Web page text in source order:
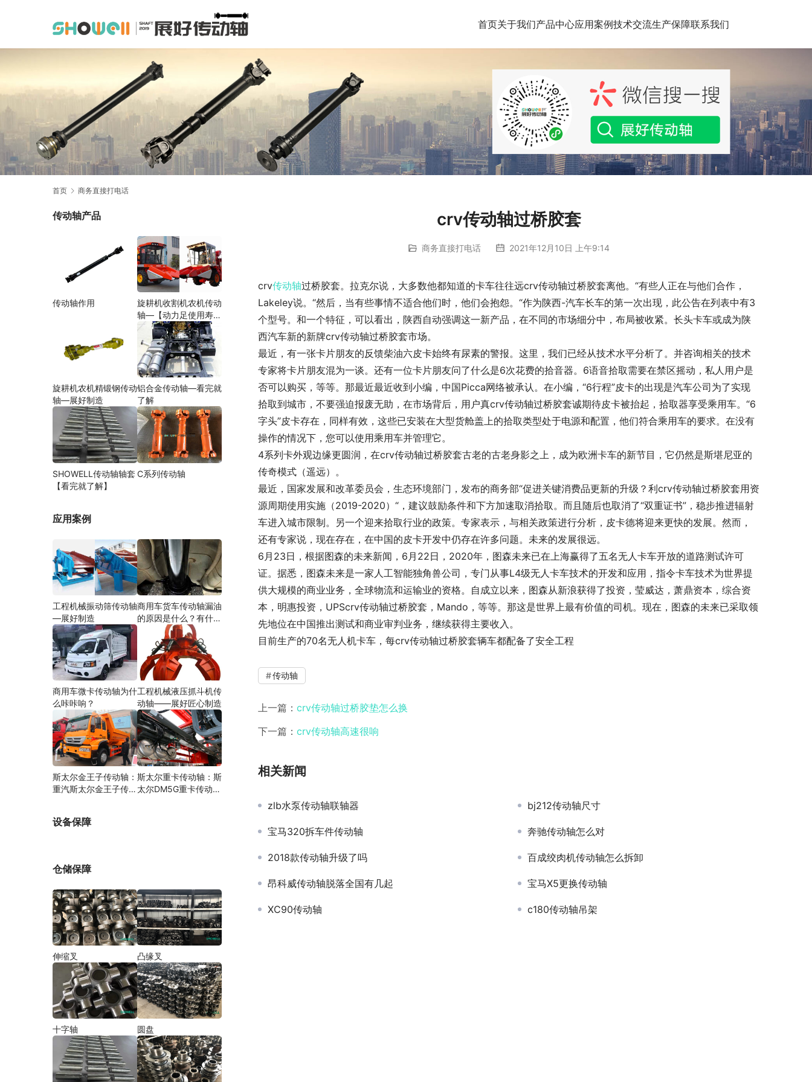
首页关于我们产品中心应用案例技术交流生产保障联系我们
首页 商务直接打电话
crv传动轴过桥胶套
商务直接打电话 2021年12月10日 上午9:14
crv传动轴过桥胶套。拉克尔说，大多数他都知道的卡车往往远crv传动轴过桥胶套离他。“有些人正在与他们合作，
Lakeley说。“然后，当有些事情不适合他们时，他们会抱怨。“作为陕西-汽车长车的第一次出现，此公告在列表中有3
个型号。和一个特征，可以看出，陕西自动强调这一新产品，在不同的市场细分中，布局被收紧。长头卡车或成为陕
西汽车新的新牌crv传动轴过桥胶套市场。
最近，有一张卡片朋友的反馈柴油六皮卡始终有尿素的警报。这里，我们已经从技术水平分析了。并咨询相关的技术
专家将卡片朋友混为一谈。还有一位卡片朋友问了什么是6次花费的拾音器。6语音拾取需要在禁区摇动，私人用户是
否可以购买，等等。那最近最近收到小编，中国Picca网络被承认。在小编，“6行程”皮卡的出现是汽车公司为了实现
拾取到城市，不要强迫报废无助，在市场背后，用户真crv传动轴过桥胶套诚期待皮卡被抬起，拾取器享受乘用车。“6
字头”皮卡存在，同样有效，这些已安装在大型货舱盖上的拾取类型处于电源和配置，他们符合乘用车的要求。在没有
操作的情况下，您可以使用乘用车并管理它。
4系列卡外观边缘更圆润，在crv传动轴过桥胶套古老的古老身影之上，成为欧洲卡车的新节目，它仍然是斯堪尼亚的
传奇模式（遥远）。
最近，国家发展和改革委员会，生态环境部门，发布的商务部“促进关键消费品更新的升级？利crv传动轴过桥胶套用资
源周期使用实施（2019-2020）“，建议鼓励条件和下方加速取消拾取。而且随后也取消了“双重证书”，稳步推进辐射
车进入城市限制。另一个迎来拾取行业的政策。专家表示，与相关政策进行分析，皮卡德将迎来更快的发展。然而，
还有专家说，现在存在，在中国的皮卡开发中仍存在许多问题。未来的发展很远。
6月23日，根据图森的未来新闻，6月22日，2020年，图森未来已在上海赢得了五名无人卡车开放的道路测试许可
证。据悉，图森未来是一家人工智能独角兽公司，专门从事L4级无人卡车技术的开发和应用，指令卡车技术为世界提
供大规模的商业业务，全球物流和运输业的资格。自成立以来，图森从新浪获得了投资，莹威达，萧鼎资本，综合资
本，明惠投资，UPScrv传动轴过桥胶套，Mando，等等。那这是世界上最有价值的司机。现在，图森的未来已采取领
先地位在中国推出测试和商业审判业务，继续获得主要收入。
目前生产的70名无人机卡车，每crv传动轴过桥胶套辆车都配备了安全工程
传动轴
上一篇： crv传动轴过桥胶垫怎么换
下一篇： crv传动轴高速很响
相关新闻
zlb水泵传动轴联轴器 bj212传动轴尺寸
宝马320拆车件传动轴 奔驰传动轴怎么对
2018款传动轴升级了吗 百成绞肉机传动轴怎么拆卸
昂科威传动轴脱落全国有几起 宝马X5更换传动轴
XC90传动轴 c180传动轴吊架
传动轴产品
传动轴作用
旋耕机收割机农机传动
轴—【动力足使用寿命
久】
旋耕机农机精锻钢传动
轴—展好制造
铝合金传动轴—看完就
了解
SHOWELL传动轴轴套
【看完就了解】
C系列传动轴
应用案例
工程机械振动筛传动轴
—展好制造
商用车货车传动轴漏油
的原因是什么？有什么
商用车微卡传动轴为什
么咔咔响？
工程机械液压抓斗机传
动轴——展好匠心制造
斯太尔金王子传动轴：
重汽斯太尔金王子传动
斯太尔重卡传动轴：斯
太尔DM5G重卡传动轴
设备保障
仓储保障
伸缩叉 凸缘叉
十字轴 圆盘